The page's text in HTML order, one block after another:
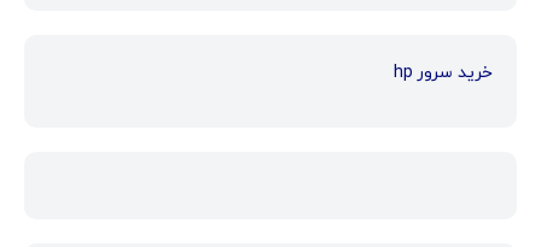
خرید سرور hp